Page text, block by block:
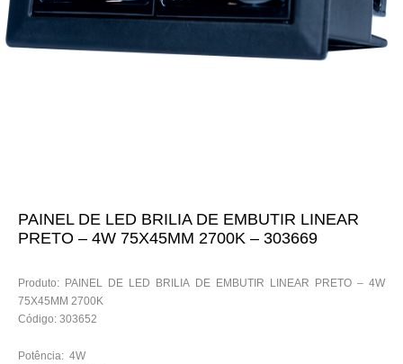
PAINEL DE LED BRILIA DE EMBUTIR LINEAR
PRETO – 4W 75X45MM 2700K – 303669
Produto: PAINEL DE LED BRILIA DE EMBUTIR LINEAR PRETO – 4W
75X45MM 2700K
Código: 303652
Potência: 4W